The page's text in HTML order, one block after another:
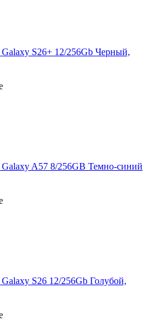
S26+ 12/256Gb Черный,
A57 8/256GB Темно-синий
S26 12/256Gb Голубой,